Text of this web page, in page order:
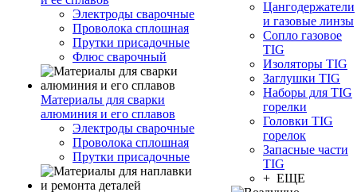
Электроды сварочные
Проволока сплошная
Прутки присадочные
Флюс сварочный
Материалы для сварки
алюминия и его сплавов
Электроды сварочные
Проволока сплошная
Прутки присадочные
Цангодержатели
и газовые линзы
Сопло газовое
TIG
Изоляторы TIG
Заглушки TIG
Наборы для TIG
горелки
Головки TIG
горелок
Запасные части
TIG
+ ЕЩЕ